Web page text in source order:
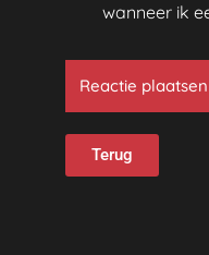
wanneer ik
Terug